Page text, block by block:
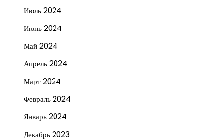
Июль 2024
Июнь 2024
Май 2024
Апрель 2024
Март 2024
Февраль 2024
Январь 2024
Декабрь 2023